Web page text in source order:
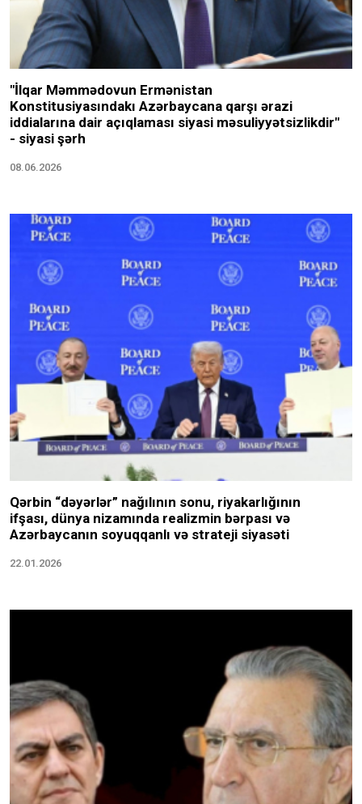
"İlqar Məmmədovun Ermənistan
Konstitusiyasındakı Azərbaycana qarşı ərazi
iddialarına dair açıqlaması siyasi məsuliyyətsizlikdir"
- siyasi şərh
08.06.2026
Qərbin “dəyərlər” nağılının sonu, riyakarlığının
ifşası, dünya nizamında realizmin bərpası və
Azərbaycanın soyuqqanlı və strateji siyasəti
22.01.2026